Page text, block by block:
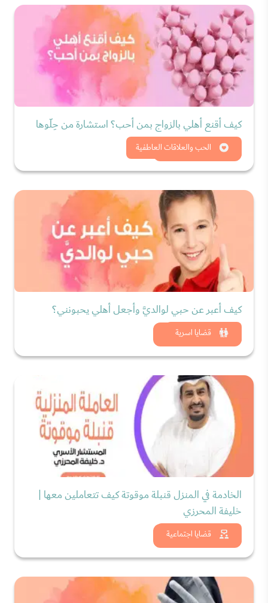
الحب والعلاقات العاطفية
كيف أقنع أهلي بالزواج بمن أحب؟ استشارة من حِلّوها
شاهد الان
قضايا اسرية
كيف أعبر عن حبي لوالديَّ وأجعل أهلي يحبونني؟
شاهد الان
قضايا اجتماعية
الخادمة في المنزل قنبلة موقوتة كيف تتعاملين معها |
خليفة المحرزي
شاهد الان